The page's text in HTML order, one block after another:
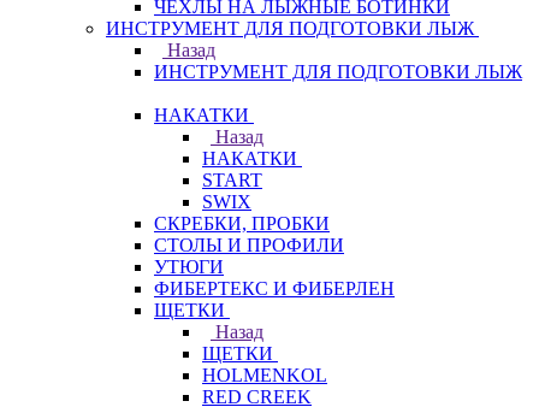
ЧЕХЛЫ НА ЛЫЖНЫЕ БОТИНКИ
ИНСТРУМЕНТ ДЛЯ ПОДГОТОВКИ ЛЫЖ
Назад
ИНСТРУМЕНТ ДЛЯ ПОДГОТОВКИ ЛЫЖ
НАКАТКИ
Назад
НАКАТКИ
START
SWIX
СКРЕБКИ, ПРОБКИ
СТОЛЫ И ПРОФИЛИ
УТЮГИ
ФИБЕРТЕКС И ФИБЕРЛЕН
ЩЕТКИ
Назад
ЩЕТКИ
HOLMENKOL
RED CREEK